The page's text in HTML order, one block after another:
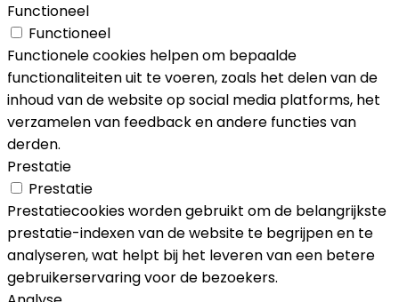
Functioneel
Functioneel
Functionele cookies helpen om bepaalde
functionaliteiten uit te voeren, zoals het delen van de
inhoud van de website op social media platforms, het
verzamelen van feedback en andere functies van
derden.
Prestatie
Prestatie
Prestatiecookies worden gebruikt om de belangrijkste
prestatie-indexen van de website te begrijpen en te
analyseren, wat helpt bij het leveren van een betere
gebruikerservaring voor de bezoekers.